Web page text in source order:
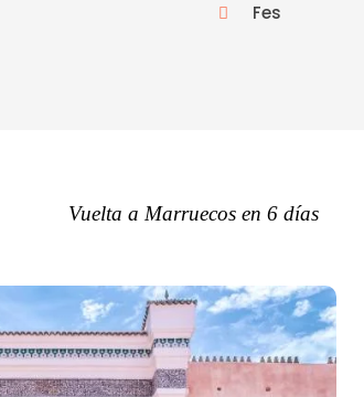
Fes
Vuelta a Marruecos en 6 días